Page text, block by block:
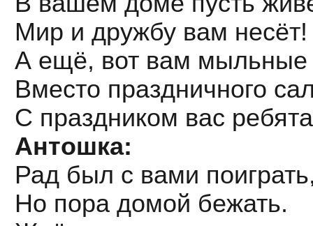
Мир и дружбу вам несёт!
А ещё, вот вам мыльные
Вместо праздничного
С праздником вас
Антошка:
Рад был с вами
Но пора домой бежать.